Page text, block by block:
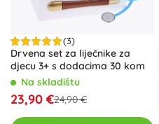
(3)
Drvena set za liječnike za
djecu 3+ s dodacima 30 kom
Na skladištu
23,90 €24,90 €